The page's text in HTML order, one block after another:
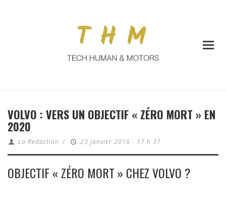
VOLVO : VERS UN OBJECTIF « ZÉRO MORT » EN
2020
La Redaction / 23 janvier 2016 - 17 h 37
OBJECTIF « ZÉRO MORT » CHEZ VOLVO ?